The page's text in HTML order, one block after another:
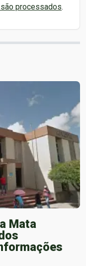
processados.
Mata